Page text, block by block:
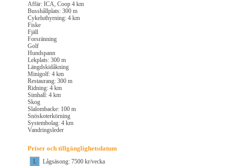
Affär: ICA, Coop 4 km
Busshållplats: 300 m
Cykeluthyrning: 4 km
Fiske
Fjäll
Forsränning
Golf
Hundspann
Lekplats: 300 m
Längdskidåkning
Minigolf: 4 km
Restaurang: 300 m
Ridning: 4 km
Simhall: 4 km
Skog
Slalombacke: 100 m
Snöskoterkörning
Systembolag: 4 km
Vandringsleder
Priser och tillgänglighetsdatum
L
Lågsäsong: 7500 kr/vecka